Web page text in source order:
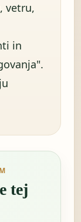
vetru,
in
tej